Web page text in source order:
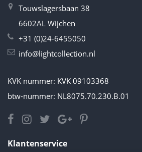
Touwslagersbaan 38
6602AL Wijchen
+31 (0)24-6455050
info@lightcollection.nl
KVK nummer: KVK 09103368
btw-nummer: NL8075.70.230.B.01
Klantenservice